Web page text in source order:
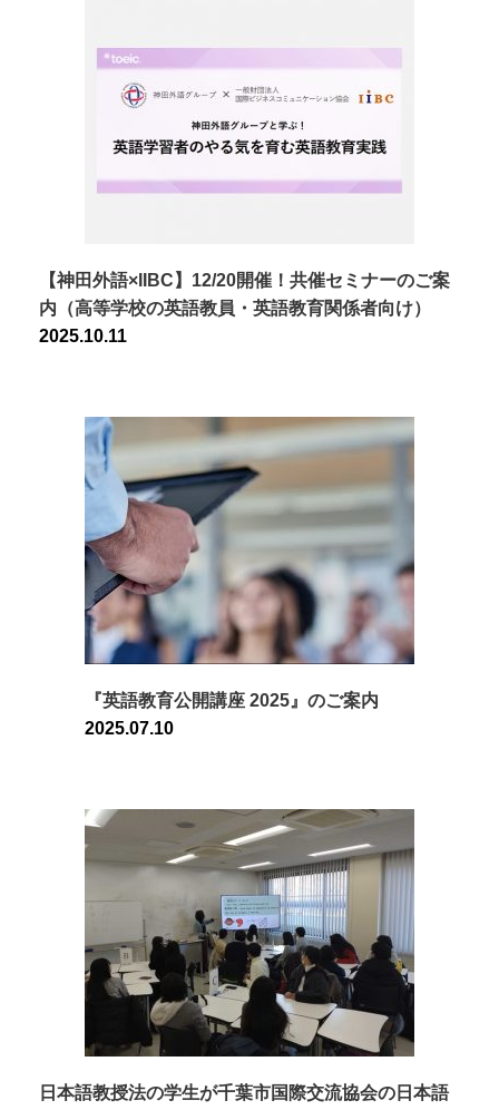
【神田外語×IIBC】12/20開催！共催セミナーのご案
内（高等学校の英語教員・英語教育関係者向け）
2025.10.11
『英語教育公開講座 2025』のご案内
2025.07.10
日本語教授法の学生が千葉市国際交流協会の日本語